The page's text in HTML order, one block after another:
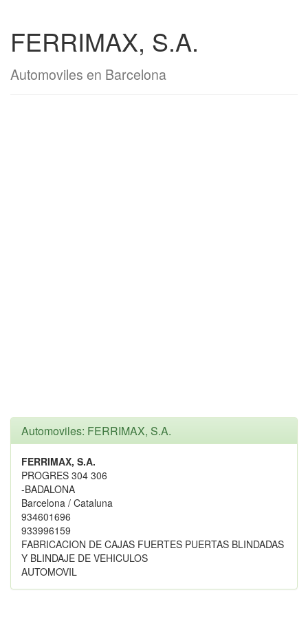
FERRIMAX, S.A.
Automoviles en Barcelona
Automoviles: FERRIMAX, S.A.
FERRIMAX, S.A.
PROGRES 304 306
-BADALONA
Barcelona / Cataluna
934601696
933996159
FABRICACION DE CAJAS FUERTES PUERTAS BLINDADAS
Y BLINDAJE DE VEHICULOS
AUTOMOVIL